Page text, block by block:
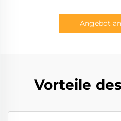
Angebot
Vorteile